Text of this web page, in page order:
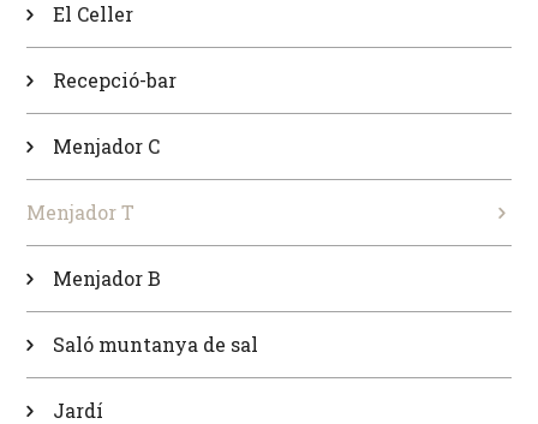
El Celler
Recepció-bar
Menjador C
Menjador T
Menjador B
Saló muntanya de sal
Jardí